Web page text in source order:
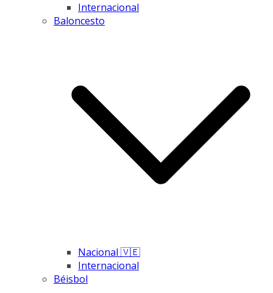
Internacional
Baloncesto
Nacional 🇻🇪
Internacional
Béisbol